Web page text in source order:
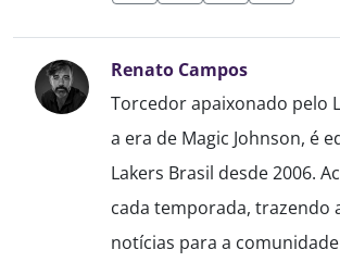
Renato Campos
Torcedor apaixonado pelo
a era de Magic Johnson, é
Lakers Brasil desde 2006.
cada temporada, trazendo
notícias para a